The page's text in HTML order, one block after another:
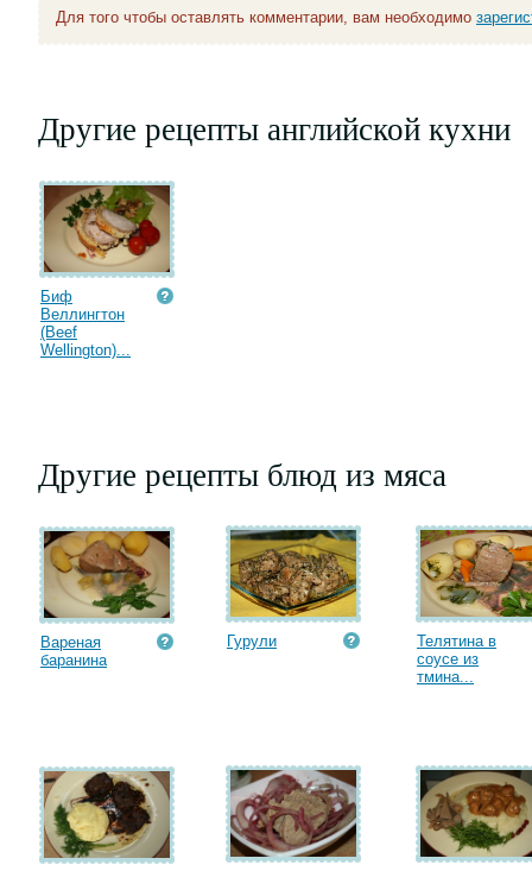
Для того чтобы оставлять комментарии, вам необходимо
Другие рецепты английской кухни
Биф
Веллингтон
(Beef
Wellington)...
Другие рецепты блюд из мяса
Вареная
баранина
Гурули
Телятина в
соусе из
тмина...